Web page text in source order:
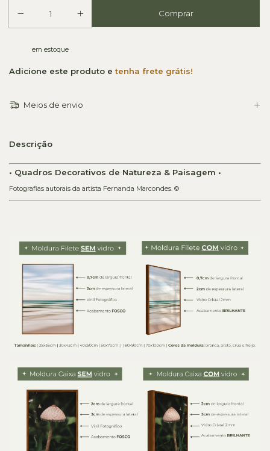
em estoque
Adicione este produto etenha frete grátis!
Meios de envio
Descrição
• Quadros Decorativos de Natureza & Paisagem •
Fotografias autorais da artista Fernanda Marcondes. ©